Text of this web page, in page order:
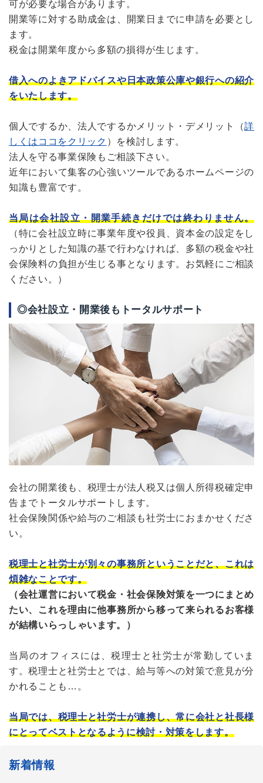
可が必要な場合があります。
開業等に対する助成金は、開業日までに申請を必要とし
ます。
税金は開業年度から多額の損得が生じます。
借入へのよきアドバイスや日本政策公庫や銀行への紹介
をいたします。
個人でするか、法人でするかメリット・デメリット（詳
しくはココをクリック ）を検討します。
法人を守る事業保険もご相談下さい。
近年において集客の心強いツールであるホームページの
知識も豊富です。
当局は会社設立・開業手続きだけでは終わりません。
（特に会社設立時に事業年度や役員、資本金の設定をし
っかりとした知識の基で行わなければ、多額の税金や社
会保険料の負担が生じる事となります。お気軽にご相談
ください。）
◎会社設立・開業後もトータルサポート
会社の開業後も、税理士が法人税又は個人所得税確定申
告までトータルサポートします。
社会保険関係や給与のご相談も社労士におまかせくださ
い。
税理士と社労士が別々の事務所ということだと、これは
煩雑なことです。
（会社運営において税金・社会保険対策を一つにまとめ
たい、これを理由に他事務所から移って来られるお客様
が結構いらっしゃいます。）
当局のオフィスには、税理士と社労士が常勤していま
す。税理士と社労士とでは、給与等への対策で意見が分
かれることも…。
当局では、税理士と社労士が連携し、常に会社と社長様
にとってベストとなるように検討・対策をします。
新着情報